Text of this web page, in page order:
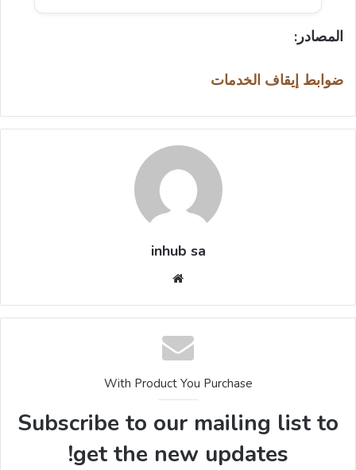
المصادر:
ضوابط إيقاف الخدمات
inhub sa
With Product You Purchase
Subscribe to our mailing list to
get the new updates!